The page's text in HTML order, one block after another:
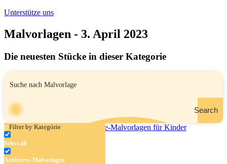
Unterstütze uns
Malvorlagen - 3. April 2023
Die neuesten Stücke in dieser Kategorie
Search
Filter by Kategórie
Select all
Antistress-Malvorlagen
Hase mit Süßigkeiten